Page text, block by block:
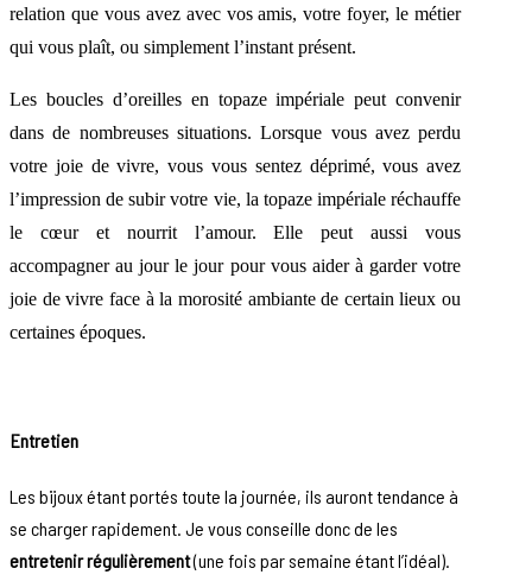
relation que vous avez avec vos amis, votre foyer, le métier
qui vous plaît, ou simplement l’instant présent.
Les boucles d’oreilles en topaze impériale peut convenir
dans de nombreuses situations. Lorsque vous avez perdu
votre joie de vivre, vous vous sentez déprimé, vous avez
l’impression de subir votre vie, la topaze impériale réchauffe
le cœur et nourrit l’amour. Elle peut aussi vous
accompagner au jour le jour pour vous aider à garder votre
joie de vivre face à la morosité ambiante de certain lieux ou
certaines époques.
Entretien
Les bijoux étant portés toute la journée, ils auront tendance à
se charger rapidement. Je vous conseille donc de les
entretenir régulièrement(une fois par semaine étant l’idéal).